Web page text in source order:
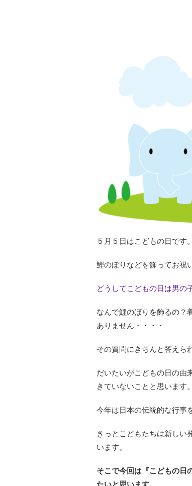
５月５日はこどもの日です
鯉のぼりなどを飾ってお祝
どうしてこどもの日は男の
なんで鯉のぼりを飾るの？
ありません・・・・
その質問にきちんと答えら
だいたいがこどもの日の由
きていないことと思います。
今年は日本の伝統的な行事
きっとこどもたちは新しい
います。
そこで今回は『こどもの日